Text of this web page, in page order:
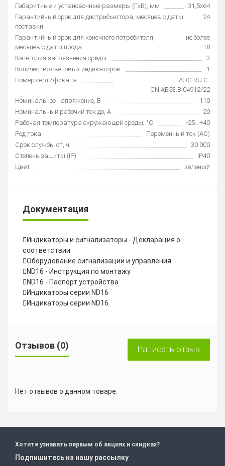
Габаритные и установочные размеры (ГxВ), мм
31,5x64
Гарантийный срок для дистрибьютора, месяцев с даты
поставки
24
Гарантийный срок для конечного потребителя,
месяцев с даты прода
не более
18
Категория загрязнения среды
3
Количество световых индикаторов
1
Номер сертификата
ЕАЭС RU С-
CN.АБ53.В.04912/22
Номинальное напряжение, В
110
Номинальный рабочий ток до, А
20
Рабочая температура окружающей среды, °C
-25…+40
Род тока
Переменный ток (AC)
Срок службы от, ч
30 000
Степень защиты (IP)
IP40
Цвет
зеленый
Документация
Индикаторы и сигнализаторы - Декларация о
соответствии
Оборудование сигнализации и управления
ND16 - Инструкция по монтажу
ND16 - Паспорт устройства
Индикаторы серии ND16
Индикаторы серии ND16
Отзывов (0) Написать отзыв
Нет отзывов о данном товаре.
Хотите узнавать первым об акциях и скидках?
Подпишитесь на нашу рассылку